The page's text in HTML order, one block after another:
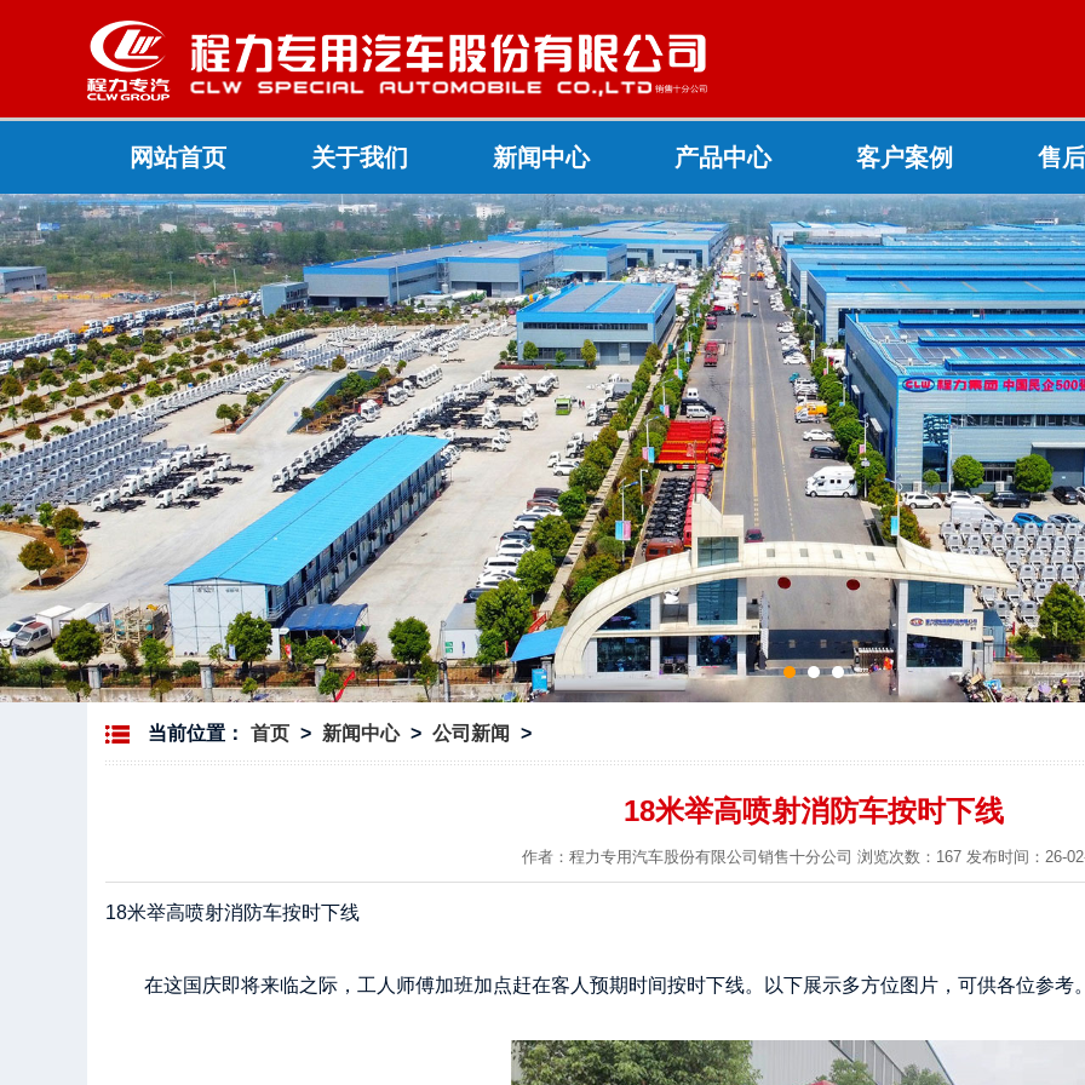
网站首页 关于我们 新闻中心 产品中心 客户案例 售
当前位置： 首页 > 新闻中心 > 公司新闻 >
18米举高喷射消防车按时下线
作者：程力专用汽车股份有限公司销售十分公司 浏览次数：167 发布时间：26-
18米举高喷射消防车按时下线
在这国庆即将来临之际，工人师傅加班加点赶在客人预期时间按时下线。以下展示多方位图片，可供各位参考